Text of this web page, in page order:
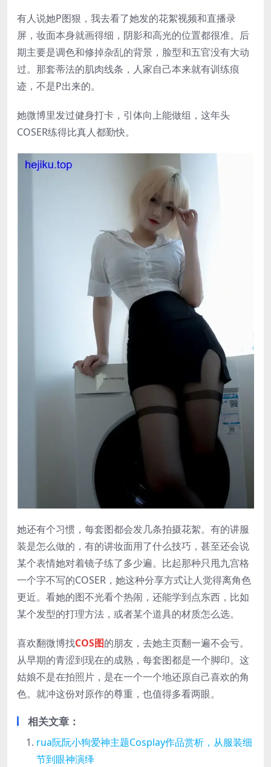
有人说她P图狠，我去看了她发的花絮视频和直播录
屏，妆面本身就画得细，阴影和高光的位置都很准。后
期主要是调色和修掉杂乱的背景，脸型和五官没有大动
过。那套蒂法的肌肉线条，人家自己本来就有训练痕
迹，不是P出来的。
她微博里发过健身打卡，引体向上能做组，这年头
COSER练得比真人都勤快。
她还有个习惯，每套图都会发几条拍摄花絮。有的讲服
装是怎么做的，有的讲妆面用了什么技巧，甚至还会说
某个表情她对着镜子练了多少遍。比起那种只甩九宫格
一个字不写的COSER，她这种分享方式让人觉得离角色
更近。看她的图不光看个热闹，还能学到点东西，比如
某个发型的打理方法，或者某个道具的材质怎么选。
喜欢翻微博找COS图的朋友，去她主页翻一遍不会亏。
从早期的青涩到现在的成熟，每套图都是一个脚印。这
姑娘不是在拍照片，是在一个一个地还原自己喜欢的角
色。就冲这份对原作的尊重，也值得多看两眼。
相关文章：
rua阮阮小狗爱神主题Cosplay作品赏析，从服装细
节到眼神演绎